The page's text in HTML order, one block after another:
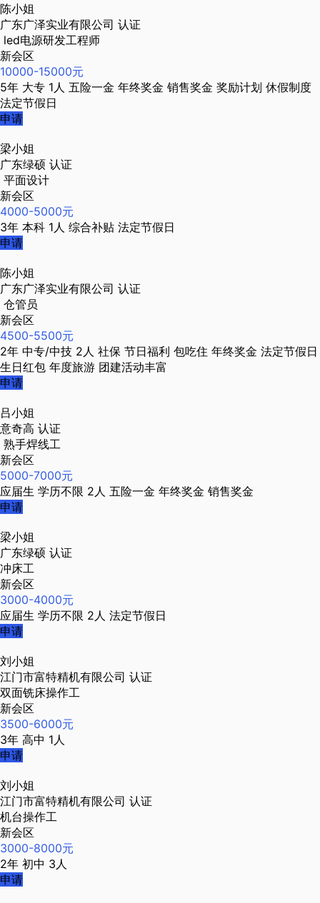
陈小姐
广东广泽实业有限公司 认证
led电源研发工程师
新会区
10000-15000元
5年 大专 1人 五险一金 年终奖金 销售奖金 奖励计划 休假制度
法定节假日
申请
梁小姐
广东绿硕 认证
平面设计
新会区
4000-5000元
3年 本科 1人 综合补贴 法定节假日
申请
陈小姐
广东广泽实业有限公司 认证
仓管员
新会区
4500-5500元
2年 中专/中技 2人 社保 节日福利 包吃住 年终奖金 法定节假日
生日红包 年度旅游 团建活动丰富
申请
吕小姐
意奇高 认证
熟手焊线工
新会区
5000-7000元
应届生 学历不限 2人 五险一金 年终奖金 销售奖金
申请
梁小姐
广东绿硕 认证
冲床工
新会区
3000-4000元
应届生 学历不限 2人 法定节假日
申请
刘小姐
江门市富特精机有限公司 认证
双面铣床操作工
新会区
3500-6000元
3年 高中 1人
申请
刘小姐
江门市富特精机有限公司 认证
机台操作工
新会区
3000-8000元
2年 初中 3人
申请